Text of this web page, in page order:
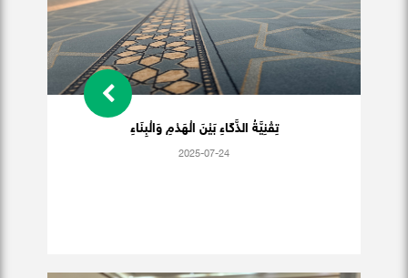
تِقْنِيَّةُ الذَّكَاءِ بَيْنَ الْهَدْمِ وَالْبِنَاءِ
2025-07-24